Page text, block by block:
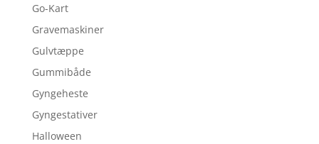
Go-Kart
Gravemaskiner
Gulvtæppe
Gummibåde
Gyngeheste
Gyngestativer
Halloween